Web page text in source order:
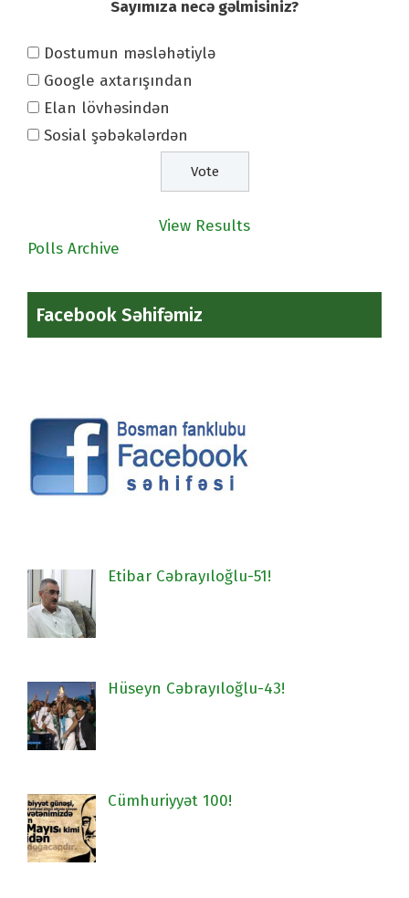
Sayımıza necə gəlmisiniz?
Dostumun məsləhətiylə
Google axtarışından
Elan lövhəsindən
Sosial şəbəkələrdən
View Results
Polls Archive
Facebook Səhifəmiz
Etibar Cəbrayıloğlu-51!
Hüseyn Cəbrayıloğlu-43!
Cümhuriyyət 100!